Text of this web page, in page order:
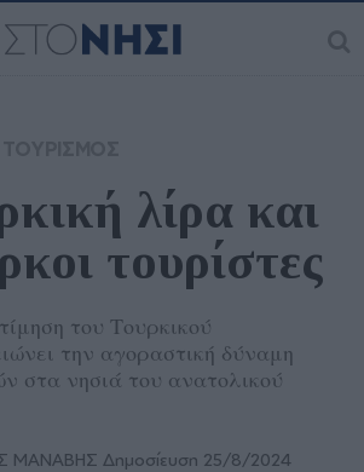
λίρα και
τουρίστες
του Τουρκικού
την αγοραστική δύναμη
στα νησιά του ανατολικού
ΜΑΝΑΒΗΣ Δημοσίευση 25/8/2024